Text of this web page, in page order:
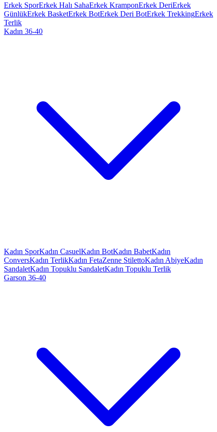
Erkek SporErkek Halı SahaErkek KramponErkek DeriErkek
GünlükErkek BasketErkek BotErkek Deri BotErkek TrekkingErkek
Terlik
Kadın 36-40
Kadın SporKadın CasuelKadın BotKadın BabetKadın
ConversKadın TerlikKadın FetaZenne StilettoKadın AbiyeKadın
SandaletKadın Topuklu SandaletKadın Topuklu Terlik
Garson 36-40